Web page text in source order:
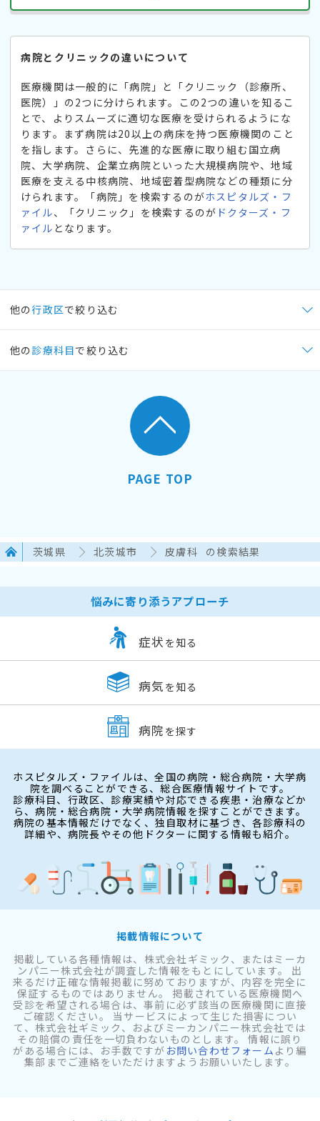
病院とクリニックの違いについて
医療機関は一般的に「病院」と「クリニック（診療所、
医院）」の2つに分けられます。この2つの違いを知るこ
とで、よりスムーズに適切な医療を受けられるようにな
ります。まず病院は20以上の病床を持つ医療機関のこと
を指します。さらに、先進的な医療に取り組む国立病
院、大学病院、企業立病院といった大規模病院や、地域
医療を支える中核病院、地域密着型病院などの種類に分
けられます。「病院」を検索するのがホスピタルズ・フ
ァイル、「クリニック」を検索するのが ドクターズ・フ
ァイル となります。
他の行政区で絞り込む
他の 診療科目で絞り込む
PAGE TOP
茨城県 北茨城市 皮膚科 の検索結果
悩みに寄り添うアプローチ
症状 を知る
病気 を知る
病院 を探す
ホスピタルズ・ファイルは、全国の病院・総合病院・大学病
院を調べることができる、総合医療情報サイトです。
診療科目、行政区、診療実績や対応できる疾患・治療などか
ら、病院・総合病院・大学病院情報を探すことができます。
病院の基本情報だけでなく、独自取材に基づき、各診療科の
詳細や、病院長やその他ドクターに関する情報も紹介。
掲載情報について
掲載している各種情報は、株式会社ギミック、またはミーカ
ンパニー株式会社が調査した情報をもとにしています。 出
来るだけ正確な情報掲載に努めておりますが、内容を完全に
保証するものではありません。 掲載されている医療機関へ
受診を希望される場合は、事前に必ず該当の医療機関に直接
ご確認ください。 当サービスによって生じた損害につい
て、株式会社ギミック、およびミーカンパニー株式会社では
その賠償の責任を一切負わないものとします。 情報に誤り
がある場合には、お手数ですが お問い合わせフォーム より編
集部までご連絡をいただけますようお願いいたします。